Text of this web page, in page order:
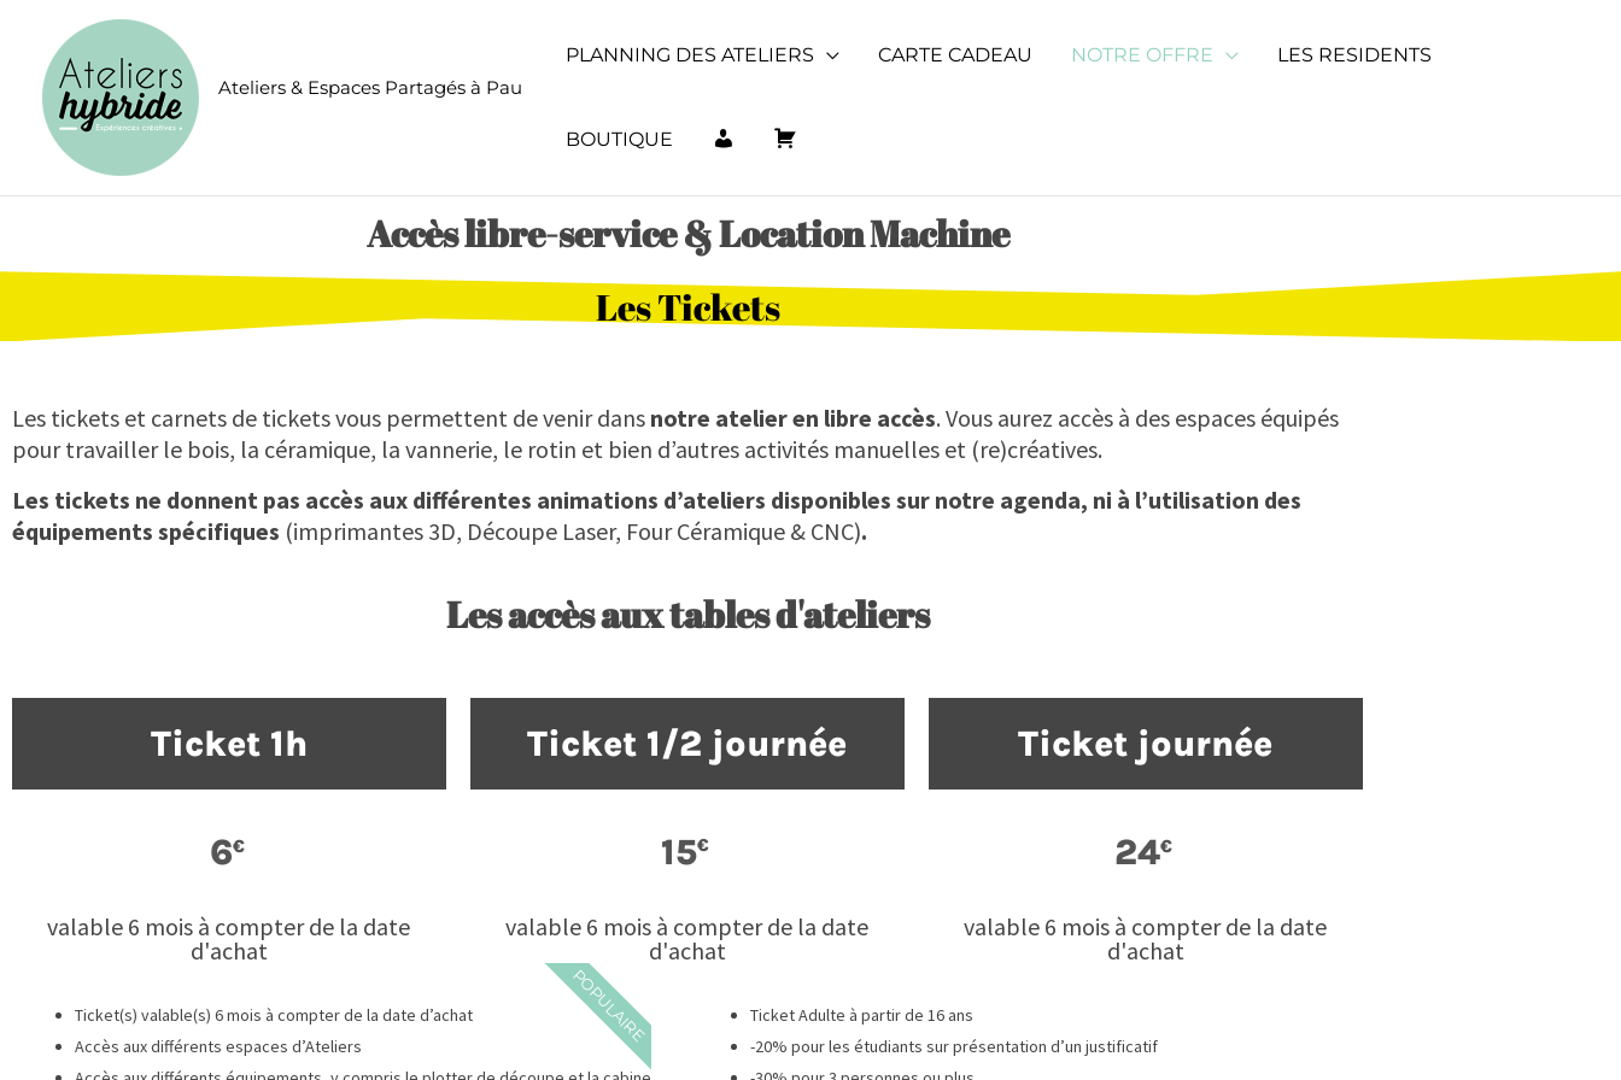
contenu
Ateliers & Espaces Partagés à Pau
PLANNING DES ATELIERS CARTE CADEAU NOTRE OFFRE LES RESIDENTS
BOUTIQUE
O
N
P
A
Accès libre-service & Location Machine
Les Tickets
Les tickets et carnets de tickets vous permettent de venir dans notre atelier en libre accès. Vous aurez accès à des espaces équipés
pour travailler le bois, la céramique, la vannerie, le rotin et bien d’autres activités manuelles et (re)créatives.
Les tickets ne donnent pas accès aux différentes animations d’ateliers disponibles sur notre agenda, ni à l’utilisation des
équipements spécifiques (imprimantes 3D, Découpe Laser, Four Céramique & CNC).
Les accès aux tables d'ateliers
Ticket 1h
6€
valable 6 mois à compter de la date
d'achat
Ticket 1/2 journée
15€
valable 6 mois à compter de la date
d'achat
POPULAIRE
Ticket journée
24€
valable 6 mois à compter de la date
d'achat
Ticket(s) valable(s) 6 mois à compter de la date d’achat
Accès aux différents espaces d’Ateliers
Ticket Adulte à partir de 16 ans
-20% pour les étudiants sur présentation d’un justificatif